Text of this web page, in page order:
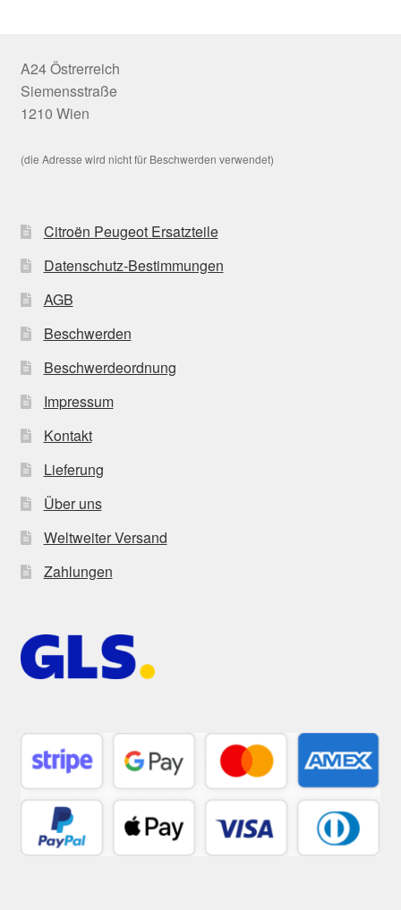
A24 Östrerreich
Siemensstraße
1210 Wien
(die Adresse wird nicht für Beschwerden verwendet)
Citroën Peugeot Ersatzteile
Datenschutz-Bestimmungen
AGB
Beschwerden
Beschwerdeordnung
Impressum
Kontakt
Lieferung
Über uns
Weltweiter Versand
Zahlungen